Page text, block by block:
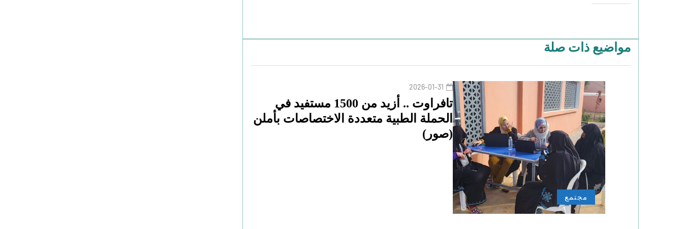
مواضيع ذات صلة
مجتمع
2026-01-31
تافراوت .. أزيد من 1500 مستفيد في
الحملة الطبية متعددة الاختصاصات بأملن
(صور)